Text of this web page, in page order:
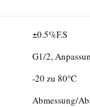
±0.5%F.S
G1/2,
-20 zu 80°C
Abmessung/